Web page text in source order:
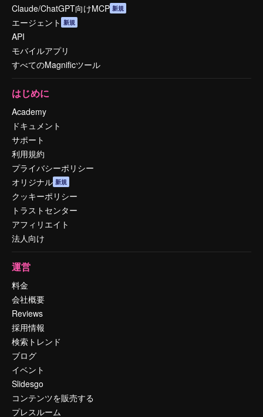
Claude/ChatGPT向けMCP 新規
エージェント 新規
API
モバイルアプリ
すべてのMagnificツール
はじめに
Academy
ドキュメント
サポート
利用規約
プライバシーポリシー
オリジナル 新規
クッキーポリシー
トラストセンター
アフィリエイト
法人向け
運営
料金
会社概要
Reviews
採用情報
検索トレンド
ブログ
イベント
Slidesgo
コンテンツを販売する
プレスルーム